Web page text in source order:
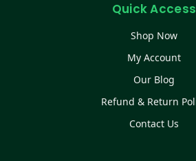
Quick Access
Shop Now
My Account
Our Blog
Refund & Return
Contact Us